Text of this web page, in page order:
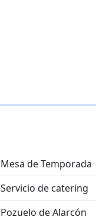
Mesa de Temporada
Servicio de catering
Pozuelo de Alarcón